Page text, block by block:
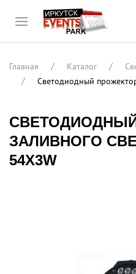
Главная Каталог
Светодиодный
ЗАЛИВНОГО
54X3W